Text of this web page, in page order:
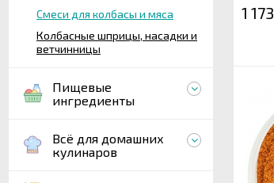
Смеси для колбасы и мяса
Колбасные шприцы, насадки и
ветчинницы
Пищевые
ингредиенты
Всё для домашних
кулинаров
1 173